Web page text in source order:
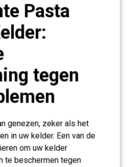
Pasta
tegen
genezen, zeker als het
in uw kelder. Een van de
om uw kelder
te beschermen tegen